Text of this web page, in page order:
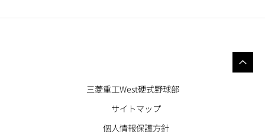
三菱重工West硬式野球部
サイトマップ
個人情報保護方針